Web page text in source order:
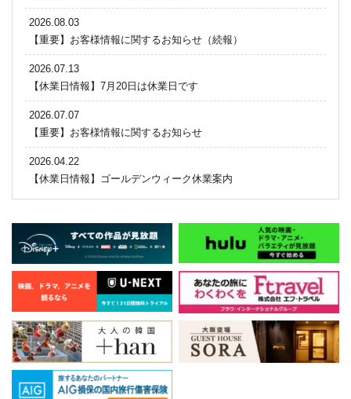
2026.08.03
【重要】お客様情報に関するお知らせ（続報）
2026.07.13
【休業日情報】7月20日は休業日です
2026.07.07
【重要】お客様情報に関するお知らせ
2026.04.22
【休業日情報】ゴールデンウィーク休業案内